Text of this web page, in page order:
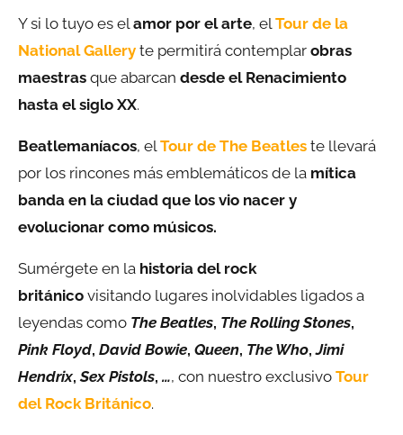
Y si lo tuyo es el amor por el arte, el Tour de la
National Gallery te permitirá contemplar obras
maestras que abarcan desde el Renacimiento
hasta el siglo XX.
Beatlemaníacos, el Tour de The Beatles te llevará
por los rincones más emblemáticos de la mítica
banda en la ciudad que los vio nacer y
evolucionar como músicos.
Sumérgete en la historia del rock
británico visitando lugares inolvidables ligados a
leyendas como The Beatles, The Rolling Stones,
Pink Floyd, David Bowie, Queen, The Who,Jimi
Hendrix,Sex Pistols, …, con nuestro exclusivo Tour
del Rock Británico.